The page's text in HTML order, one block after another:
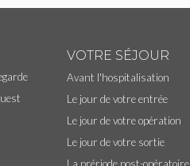
VOTRE SÉJOUR
Avant l'hospitalisation
Le jour de votre entrée
Le jour de votre opération
Le jour de votre sortie